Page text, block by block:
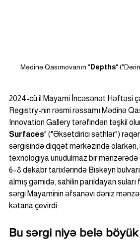
Mədinə Qasımovanın " Depths"
2024-cü il Mayami İncəsənət Həftəsi
Registry-nin rəsmi rəssamı Mədinə
Innovation Gallery tərəfindən təşkil
Surfaces" ("Əksetdirici səthlər")
sərgisində diqqət mərkəzində
texnologiya unudulmaz bir mənzərədə
6–8 dekabr tarixlərində Biskeyn
almış gəmidə, sahilin parıldayan
sərgi Mayaminin əfsanəvi dəniz
kətana çevirdi.
Bu sərgi niyə belə